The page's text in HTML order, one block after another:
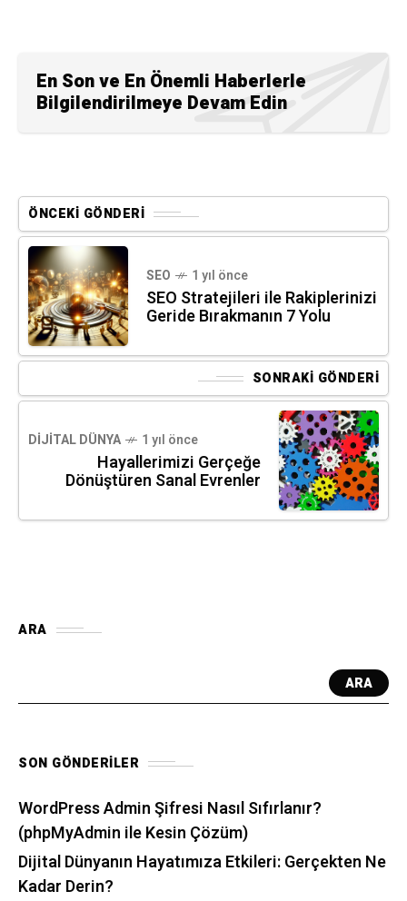
En Son ve En Önemli Haberlerle
Bilgilendirilmeye Devam Edin
ÖNCEKI GÖNDERI
SEO 1 yıl önce
SEO Stratejileri ile Rakiplerinizi
Geride Bırakmanın 7 Yolu
SONRAKI GÖNDERI
DIJITAL DÜNYA 1 yıl önce
Hayallerimizi Gerçeğe
Dönüştüren Sanal Evrenler
ARA
ARA
SON GÖNDERILER
WordPress Admin Şifresi Nasıl Sıfırlanır?
(phpMyAdmin ile Kesin Çözüm)
Dijital Dünyanın Hayatımıza Etkileri: Gerçekten Ne
Kadar Derin?